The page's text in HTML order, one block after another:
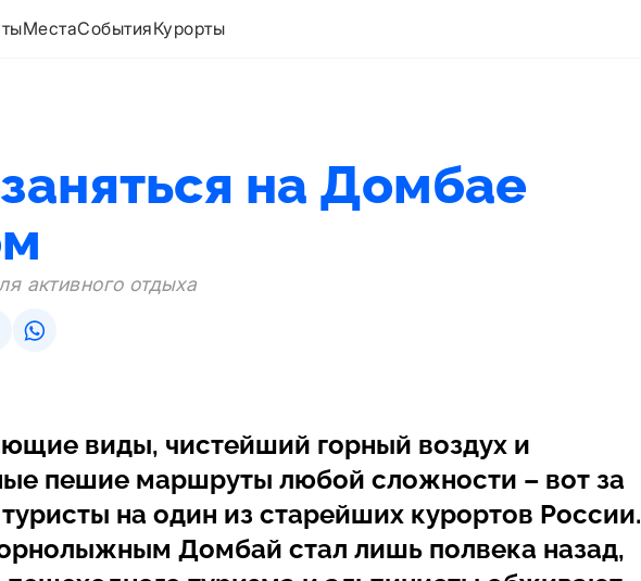
МестаСобытияКурорты
на Домбае
активного отдыха
виды, чистейший горный воздух и
пешие маршруты любой сложности – вот за
на один из старейших курортов России.
Домбай стал лишь полвека назад,